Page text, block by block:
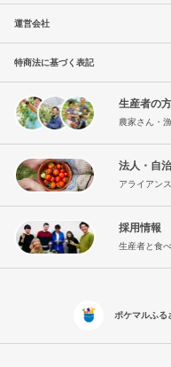
運営会社
特商法に基づく表記
生産者の
農家さん・
法人・自
アライアン
採用情報
生産者と食
ポケマルふる